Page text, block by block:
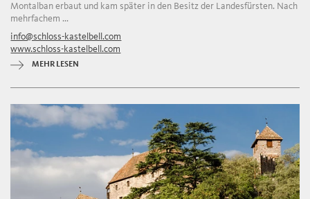
Montalban erbaut und kam später in den Besitz der Landesfürsten. Nach
mehrfachem ...
info@schloss-kastelbell.com
www.schloss-kastelbell.com
MEHR LESEN